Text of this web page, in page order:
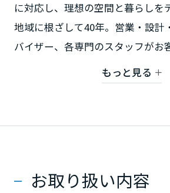
ミサワアイデンティティ
に対応し、理想の空間と暮らしを
地域に根ざして40年。営業・設計
バイザー、各専門のスタッフがお
た住まいづくりを目指します。小
面改装・マンションデザインリフ
りリフォーム（キッチン・ユニッ
【対象地域】日立市、東海村、常
もっと見る
お取り扱い内容
神奈川県
甲信越・北陸
新潟県
石川県